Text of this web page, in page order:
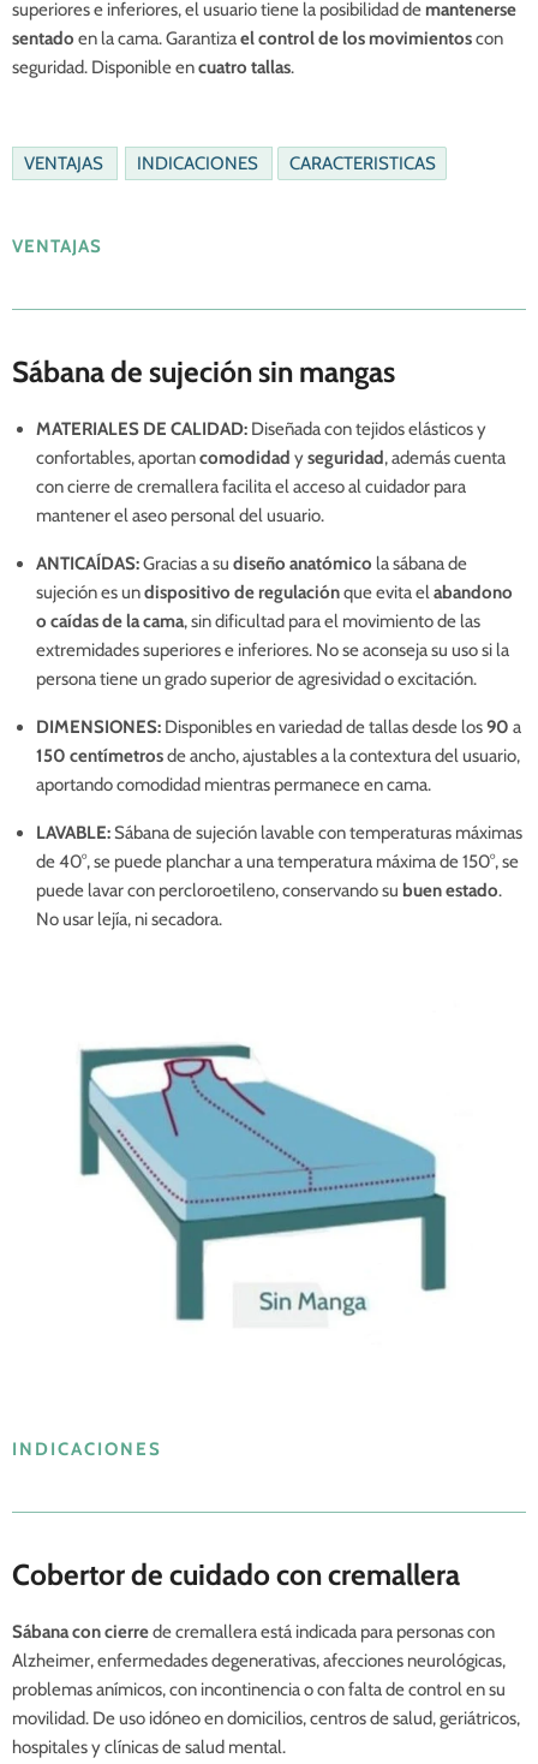
superiores e inferiores, el usuario tiene la posibilidad de mantenerse
sentado en la cama. Garantizael control de los movimientoscon
seguridad. Disponible encuatro tallas.
VENTAJAS INDICACIONES CARACTERISTICAS
VENTAJAS
Sábana de sujeción sin mangas
MATERIALES DE CALIDAD: Diseñada con tejidos elásticos y
confortables, aportancomodidad yseguridad, además cuenta
con cierre de cremallera facilita el acceso al cuidador para
mantener el aseo personal del usuario.
ANTICAÍDAS:Gracias a su diseño anatómico la sábana de
sujeción es undispositivo de regulaciónque evita elabandono
o caídas de la cama, sin dificultad para el movimiento de las
extremidades superiores e inferiores. No se aconseja su uso si la
persona tiene un grado superior de agresividad o excitación.
DIMENSIONES: Disponibles en variedad de tallas desde los90 a
150 centímetrosde ancho, ajustables a la contextura del usuario,
aportando comodidad mientras permanece en cama.
LAVABLE: Sábana de sujeción lavable con temperaturas máximas
de 40°, se puede planchar a una temperatura máxima de 150°, se
puede lavar con percloroetileno, conservando su buen estado.
No usar lejía, ni secadora.
INDICACIONES
Cobertor de cuidado con cremallera
Sábana con cierrede cremallera está indicada para personas con
Alzheimer, enfermedades degenerativas, afecciones neurológicas,
problemas anímicos, con incontinencia o con falta de control en su
movilidad. De uso idóneo en domicilios, centros de salud, geriátricos,
hospitales y clínicas de salud mental.